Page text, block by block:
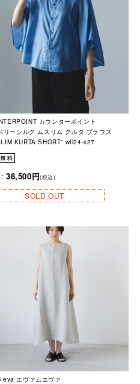
カウンターポイント
リーシルク ムスリム クルタ ブラウス
KURTA SHORT” wfl24-s27
: 38,500円(税込)
SOLD OUT
eva エヴァムエヴァ